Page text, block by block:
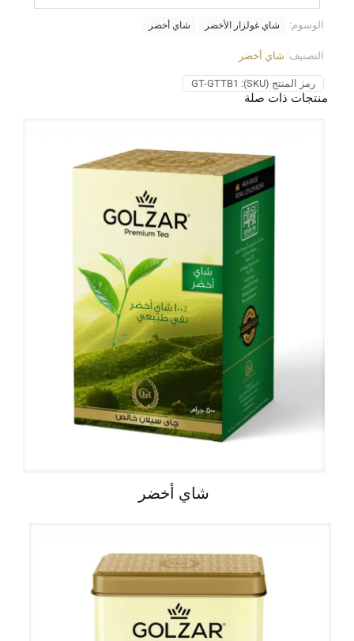
الوسوم: شاي غولزار الأخضر شاي أخضر
التصنيف: شاي أخضر
رمز المنتج (SKU):
GT-GTTB1
منتجات ذات صلة
شاي أخضر